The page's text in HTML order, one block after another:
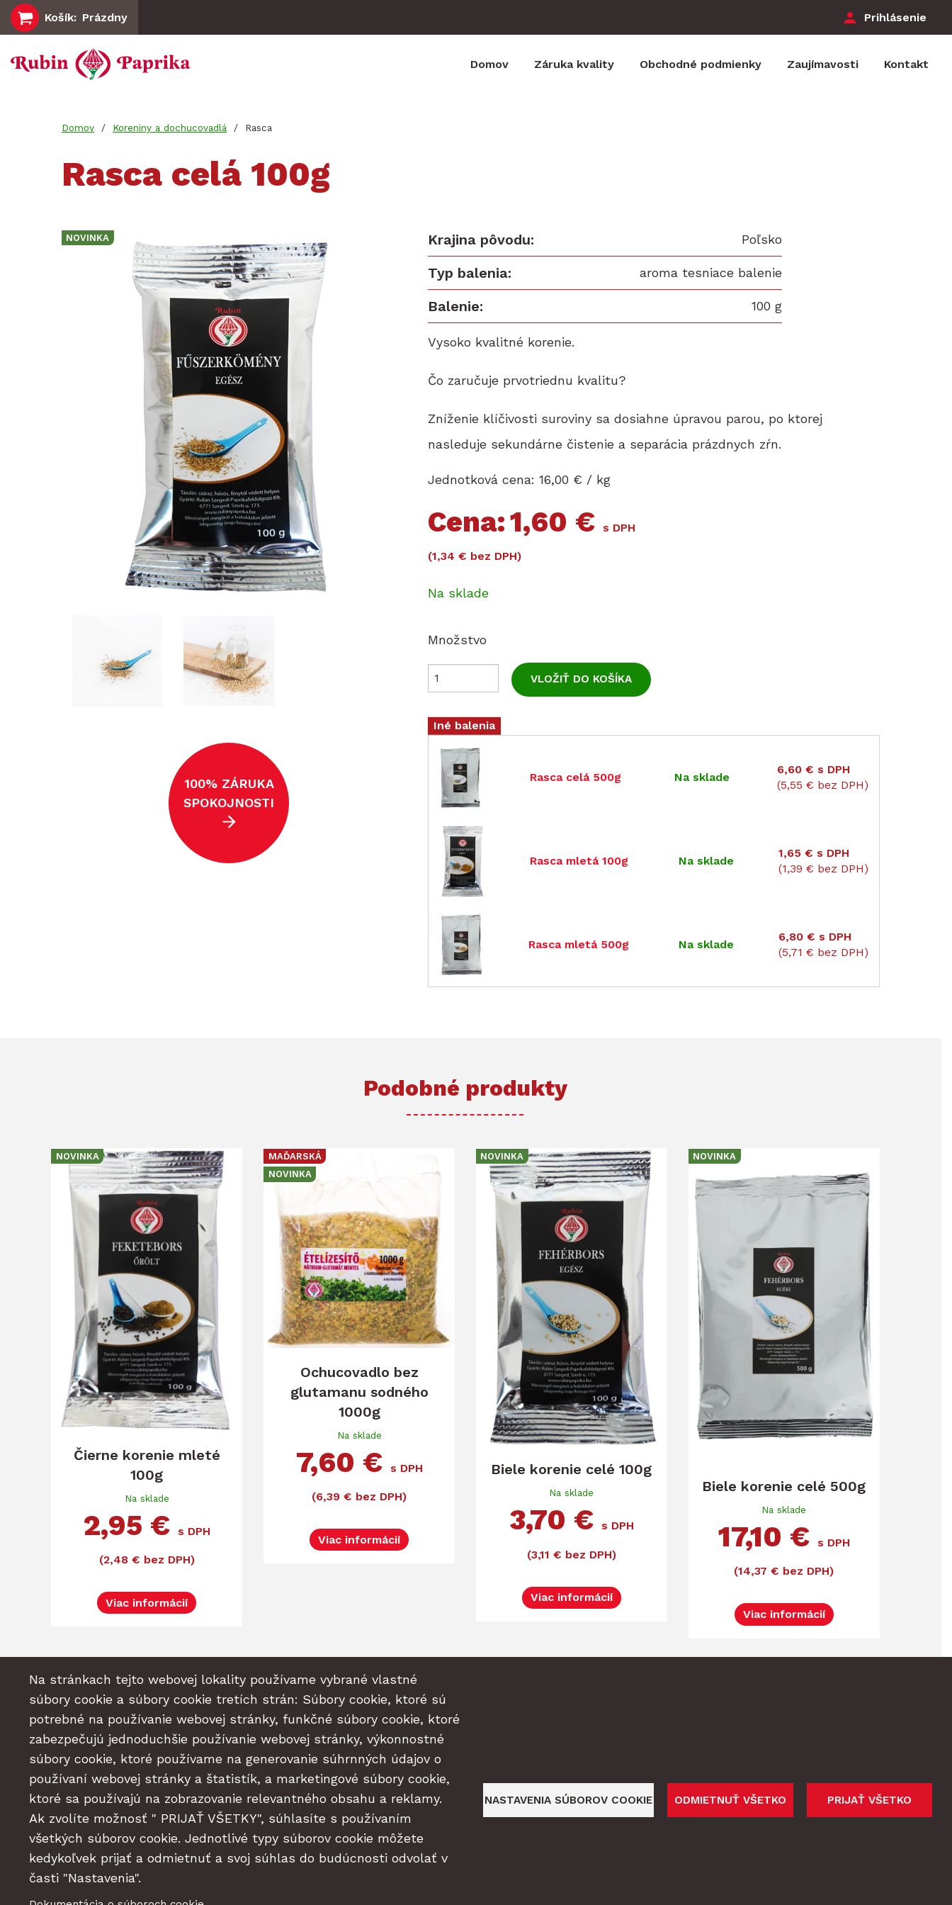
Skočiť
na
obsah
Košík Prázdny
menu
Prihlásenie
Main
Domov Záruka kvality Obchodné podmienky Zaujímavosti Kontakt
You
are
Domov Koreniny a dochucovadlá Rasca
Rasca celá 100g
NOVINKA
100% ZÁRUKA
SPOKOJNOSTI
Krajina pôvodu Poľsko
Typ balenia aroma tesniace balenie
Balenie 100 g
Vysoko kvalitné korenie.
Čo zaručuje prvotriednu kvalitu?
Zníženie klíčivosti suroviny sa dosiahne úpravou parou, po ktorej
nasleduje sekundárne čistenie a separácia prázdnych zŕn.
Jednotková cena: 16,00 € / kg
Cena 1,60 €s DPH
(1,34 € bez DPH)
Na sklade
Množstvo
Iné balenia
Rasca celá 500g Na sklade
6,60 € s DPH
(5,55 € bez DPH)
Rasca mletá 100g Na sklade
1,65 € s DPH
(1,39 € bez DPH)
Rasca mletá 500g Na sklade
6,80 € s DPH
(5,71 € bez DPH)
Podobné produkty
NOVINKA
Čierne korenie mleté
100g
Na sklade
2,95 € s DPH
(2,48 € bez DPH)
Viac informácií
MAĎARSKÁ
NOVINKA
Ochucovadlo bez
glutamanu sodného
1000g
Na sklade
7,60 € s DPH
(6,39 € bez DPH)
Viac informácií
NOVINKA
Biele korenie celé 100g
Na sklade
3,70 € s DPH
(3,11 € bez DPH)
Viac informácií
NOVINKA
Biele korenie celé 500g
Na sklade
17,10 € s DPH
(14,37 € bez DPH)
Viac informácií
Na stránkach tejto webovej lokality používame vybrané vlastné
súbory cookie a súbory cookie tretích strán: Súbory cookie, ktoré sú
potrebné na používanie webovej stránky, funkčné súbory cookie, ktoré
zabezpečujú jednoduchšie používanie webovej stránky, výkonnostné
súbory cookie, ktoré používame na generovanie súhrnných údajov o
používaní webovej stránky a štatistík, a marketingové súbory cookie,
ktoré sa používajú na zobrazovanie relevantného obsahu a reklamy.
Ak zvolíte možnosť " PRIJAŤ VŠETKY", súhlasíte s používaním
všetkých súborov cookie. Jednotlivé typy súborov cookie môžete
kedykoľvek prijať a odmietnuť a svoj súhlas do budúcnosti odvolať v
časti "Nastavenia".
NASTAVENIA SÚBOROV COOKIE ODMIETNUŤ VŠETKO PRIJAŤ VŠETKO
© 2026 rubinpaprika.sk